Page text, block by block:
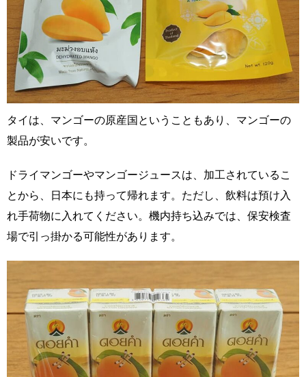
タイは、マンゴーの原産国ということもあり、マンゴーの
製品が安いです。
ドライマンゴーやマンゴージュースは、加工されているこ
とから、日本にも持って帰れます。ただし、飲料は預け入
れ手荷物に入れてください。機内持ち込みでは、保安検査
場で引っ掛かる可能性があります。